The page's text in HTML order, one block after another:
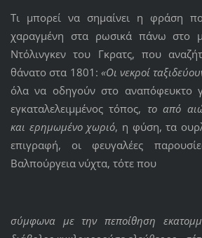
Τι μπορεί να σημαίνει η φράση
χαραγμένη στα ρωσικά πάνω στο
Ντόλινγκεν του Γκρατς, που
θάνατο στα 1801: «Οι νεκροί
όλα να οδηγούν στο αναπόφευκτο
εγκαταλελειμμένος τόπος, το από
και ερημωμένο χωριό, η φύση, τα
επιγραφή, οι φευγαλέες
Βαλπούργεια νύχτα, τότε που
σύμφωνα με την πεποίθηση